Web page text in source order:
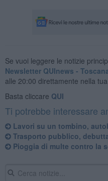
Se vuoi leggere le notizie
Newsletter QUInews -
alle 20:00 direttamente nella
Basta cliccare QUI
Ti potrebbe interessare
Lavori su un tombino,
Trasporto pubblico,
Pioggia di multe contro la